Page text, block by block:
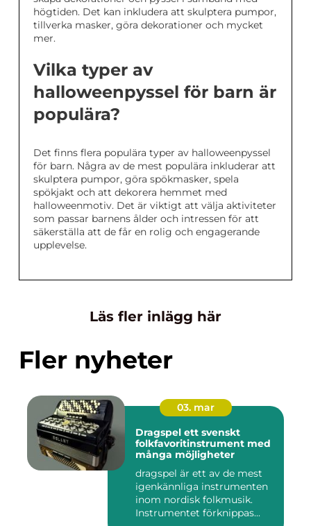
högtiden. Det kan inkludera att skulptera pumpor,
tillverka masker, göra dekorationer och mycket
mer.
Vilka typer av
halloweenpyssel för barn är
populära?
Det finns flera populära typer av halloweenpyssel
för barn. Några av de mest populära inkluderar att
skulptera pumpor, göra spökmasker, spela
spökjakt och att dekorera hemmet med
halloweenmotiv. Det är viktigt att välja aktiviteter
som passar barnens ålder och intressen för att
säkerställa att de får en rolig och engagerande
upplevelse.
Läs fler inlägg här
Fler nyheter
03. mar
Dragspel ett svenskt
folkfavoritinstrument med
många möjligheter
dragspel är ett av de mest
igenkännliga instrumenten
inom nordisk folkmusik.
Instrumentet förknippas...